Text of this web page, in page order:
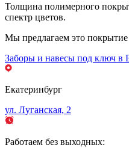
Толщина полимерного
спектр цветов.
Мы предлагаем это
Заборы и навесы под ключ в
Екатеринбург
ул. Луганская, 2
Работаем без выходных: